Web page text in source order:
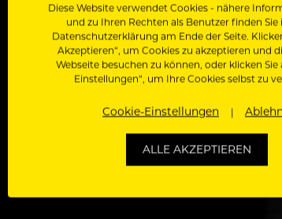
Zugriff auf alle Artikel, Videos &
Diese Website verwendet Cookies - nähere
und zu Ihren Rechten als Benutzer finden Sie
Datenschutzerklärung am Ende der Seite.
Akzeptieren“, um Cookies zu akzeptieren und
Webseite besuchen zu können, oder klicken Sie
Einstellungen“, um Ihre Cookies selbst zu
Cookie-Einstellungen
ALLE AKZEPTIEREN